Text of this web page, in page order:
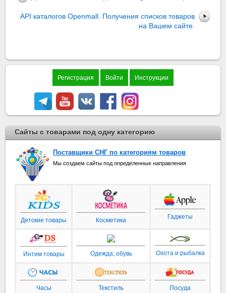
API каталогов Openmall. Получения списков товаров
на Вашем сайте.
Регистрация Войти Инструкции
Сайты с товарами под одну категорию
Поставщики СНГ по категориям товаров
Мы создаем сайты под определенные направления
Детские товары Косметика
Гаджеты
Интим товары Одежда, обувь Охота и рыбалка
Часы Текстиль Посуда